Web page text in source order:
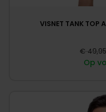
VISNET TANK TOP
Op
€ 49,95